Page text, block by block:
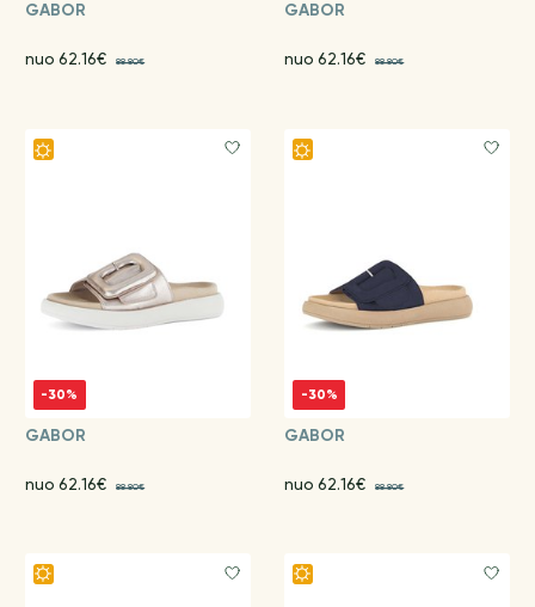
GABOR
nuo 62.16€ 88.80€
GABOR
nuo 62.16€ 88.80€
-30%
GABOR
nuo 62.16€ 88.80€
-30%
GABOR
nuo 62.16€ 88.80€